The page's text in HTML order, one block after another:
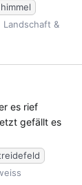
himmel
Landschaft &
es rief
gefällt es